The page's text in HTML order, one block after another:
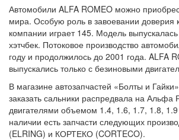
Автомобили ALFA ROMEO можно
мира. Особую роль в завоевании доверия
компании играет 145. Модель выпускалась
хэтчбек. Потоковое производство
году и продолжилось до 2001 года. ALFA
выпускались только с безиновыми
В магазине автозапчастей «Болты и
заказать сальники распредвала на Альфа
двигателями объемом 1.4, 1.6, 1.7, 1.8,
наличии есть запчасти следующих
(ELRING) и КОРТЕКО (CORTECO).